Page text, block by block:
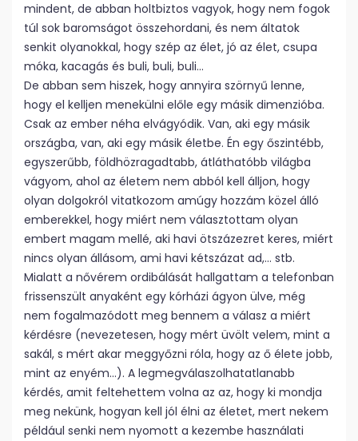
mindent, de abban holtbiztos vagyok, hogy nem fogok
túl sok baromságot összehordani, és nem áltatok
senkit olyanokkal, hogy szép az élet, jó az élet, csupa
móka, kacagás és buli, buli, buli…
De abban sem hiszek, hogy annyira szörnyű lenne,
hogy el kelljen menekülni előle egy másik dimenzióba.
Csak az ember néha elvágyódik. Van, aki egy másik
országba, van, aki egy másik életbe. Én egy őszintébb,
egyszerűbb, földhözragadtabb, átláthatóbb világba
vágyom, ahol az életem nem abból kell álljon, hogy
olyan dolgokról vitatkozom amúgy hozzám közel álló
emberekkel, hogy miért nem választottam olyan
embert magam mellé, aki havi ötszázezret keres, miért
nincs olyan állásom, ami havi kétszázat ad,… stb.
Mialatt a nővérem ordibálását hallgattam a telefonban
frissenszült anyaként egy kórházi ágyon ülve, még
nem fogalmazódott meg bennem a válasz a miért
kérdésre (nevezetesen, hogy mért üvölt velem, mint a
sakál, s mért akar meggyőzni róla, hogy az ő élete jobb,
mint az enyém…). A legmegválaszolhatatlanabb
kérdés, amit feltehettem volna az az, hogy ki mondja
meg nekünk, hogyan kell jól élni az életet, mert nekem
például senki nem nyomott a kezembe használati